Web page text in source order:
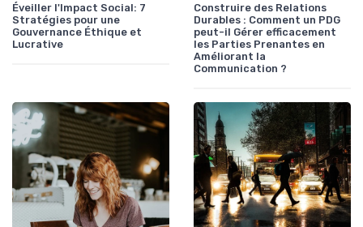
Éveiller l'Impact Social: 7
Stratégies pour une
Gouvernance Éthique et
Lucrative
Construire des Relations
Durables : Comment un PDG
peut-il Gérer efficacement
les Parties Prenantes en
Améliorant la
Communication ?